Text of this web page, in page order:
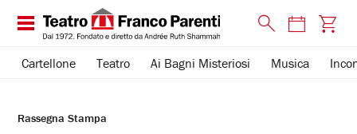
Cartellone Teatro Ai Bagni Misteriosi Musica
Rassegna Stampa